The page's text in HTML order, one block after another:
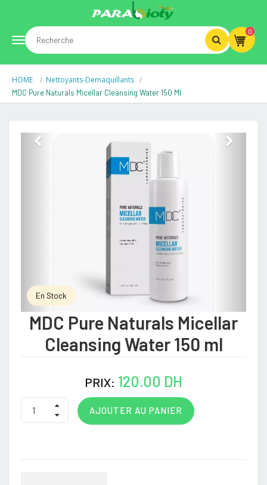
Toggle
navigation
0
HOME Nettoyants-Demaquillants
MDC Pure Naturals Micellar Cleansing Water 150 Ml
En Stock
MDC Pure Naturals Micellar
Cleansing Water 150 ml
PRIX: 120.00 DH
AJOUTER AU PANIER